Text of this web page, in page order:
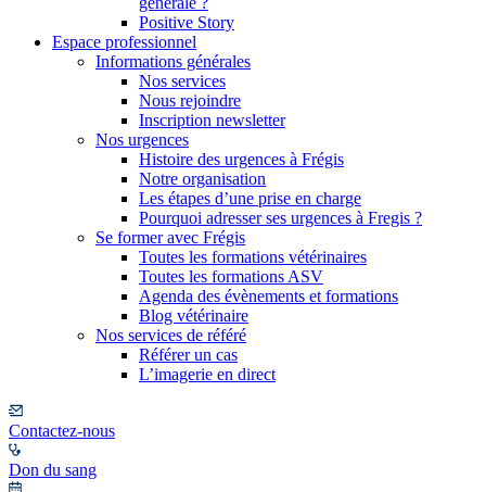
Positive Story
Espace professionnel
Informations générales
Nos services
Nous rejoindre
Inscription newsletter
Nos urgences
Histoire des urgences à Frégis
Notre organisation
Les étapes d’une prise en charge
Pourquoi adresser ses urgences à Fregis ?
Se former avec Frégis
Toutes les formations vétérinaires
Toutes les formations ASV
Agenda des évènements et formations
Blog vétérinaire
Nos services de référé
Référer un cas
L’imagerie en direct
Contactez-nous
Don du sang